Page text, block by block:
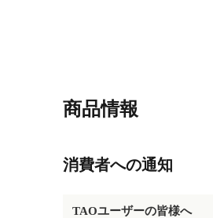
商品情報
消費者への通知
TAOユーザーの皆様へ